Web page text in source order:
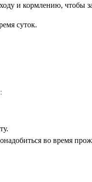
и кормлению, чтобы
суток.
во время